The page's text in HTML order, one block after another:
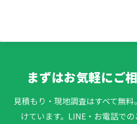
まずはお気軽にご
見積もり・現地調査はすべて無
けています。LINE・お電話での